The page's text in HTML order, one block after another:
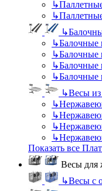
↳
↳
↳
↳Балочные
↳Балочные
↳Балочные
↳Балочные
↳Весы
↳
↳
↳
↳
Показать все
Весы для
↳Весы с